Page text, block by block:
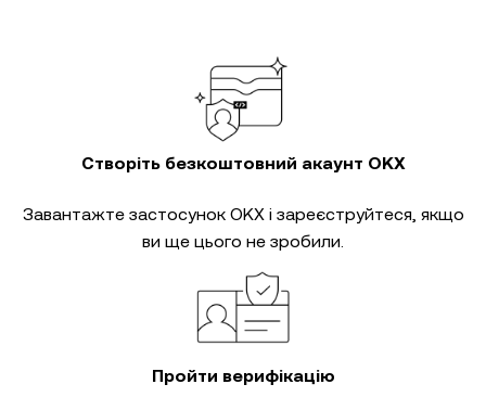
Створіть безкоштовний акаунт OKX
Завантажте застосунок OKX і зареєструйтеся, якщо
ви ще цього не зробили.
Пройти верифікацію